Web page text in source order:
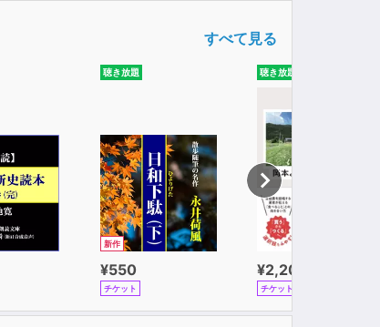
すべて見る
聴き放題
新作
¥550
チケット
聴き放題
¥2,200
チケット